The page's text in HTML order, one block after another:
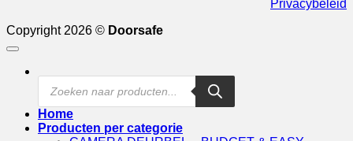
Privacybeleid
Copyright 2026 © Doorsafe
Products
search
Home
Producten per categorie